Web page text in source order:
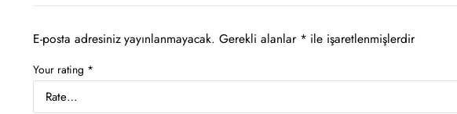
E-posta adresiniz yayınlanmayacak. Gerekli alanlar * ile işaretlenmişlerdir
Your rating *